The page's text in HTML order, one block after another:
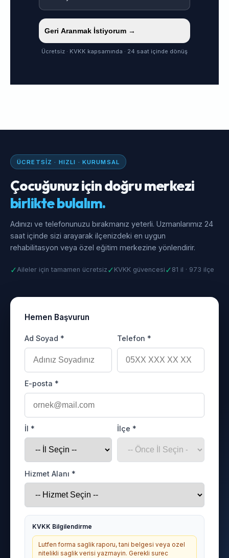
Geri Aranmak İstiyorum →
Ücretsiz · KVKK kapsamında · 24 saat içinde dönüş
ÜCRETSIZ · HIZLI · KURUMSAL
Çocuğunuz için doğru merkezi
birlikte bulalım.
Adınızı ve telefonunuzu bırakmanız yeterli. Uzmanlarımız 24
saat içinde sizi arayarak ilçenizdeki en uygun
rehabilitasyon veya özel eğitim merkezine yönlendirir.
✓Aileler için tamamen ücretsiz ✓ KVKK güvencesi ✓ 81 il · 973 ilçe
Hemen Başvurun
Ad Soyad * Telefon *
E-posta *
İl * İlçe *
Hizmet Alanı *
KVKK Bilgilendirme
Lutfen forma saglik raporu, tani belgesi veya ozel
nitelikli saglik verisi yazmayin. Gerekli surec